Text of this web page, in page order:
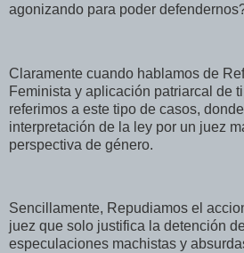
agonizando para poder
Claramente cuando hablamos de
Feminista y aplicación patriarcal de
referimos a este tipo de casos,
interpretación de la ley por un juez
perspectiva de género.
Sencillamente, Repudiamos el
juez que solo justifica la detención
especulaciones machistas y